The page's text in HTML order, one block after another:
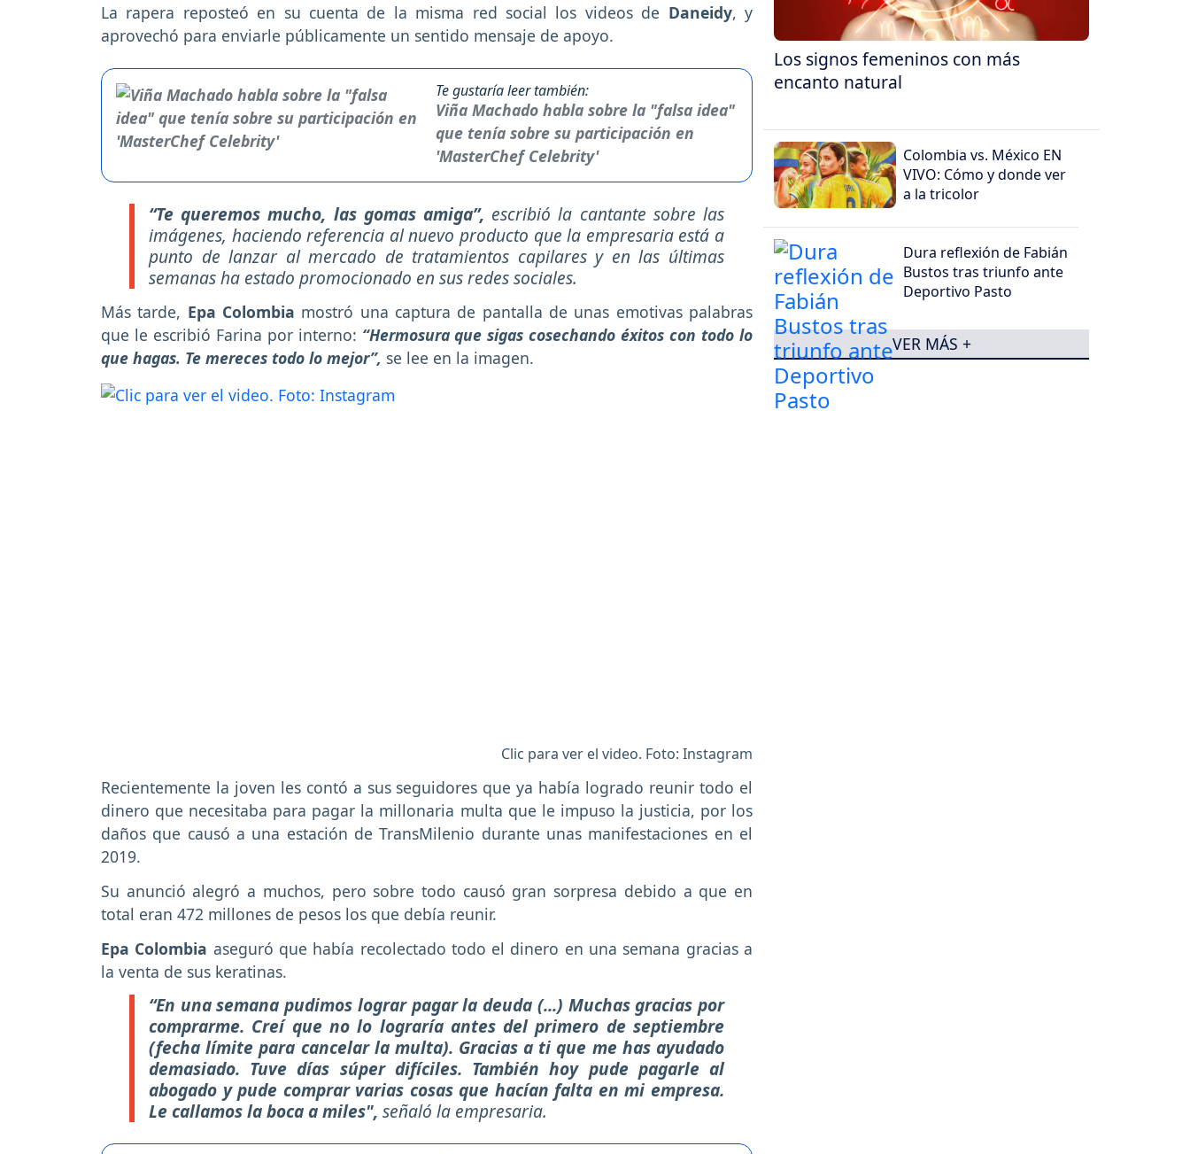
La rapera reposteó en su cuenta de la misma red social los videos de Daneidy, y
aprovechó para enviarle públicamente un sentido mensaje de apoyo.
Te gustaría leer también:
Viña Machado habla sobre la "falsa idea"
que tenía sobre su participación en
'MasterChef Celebrity'
“Te queremos mucho, las gomas amiga”, escribió la cantante sobre las
imágenes, haciendo referencia al nuevo producto que la empresaria está a
punto de lanzar al mercado de tratamientos capilares y en las últimas
semanas ha estado promocionado en sus redes sociales.
Más tarde, Epa Colombia mostró una captura de pantalla de unas emotivas palabras
que le escribió Farina por interno: “Hermosura que sigas cosechando éxitos con todo lo
que hagas. Te mereces todo lo mejor”, se lee en la imagen.
Clic para ver el video. Foto: Instagram
Recientemente la joven les contó a sus seguidores que ya había logrado reunir todo el
dinero que necesitaba para pagar la millonaria multa que le impuso la justicia, por los
daños que causó a una estación de TransMilenio durante unas manifestaciones en el
2019.
Su anunció alegró a muchos, pero sobre todo causó gran sorpresa debido a que en
total eran 472 millones de pesos los que debía reunir.
Epa Colombia aseguró que había recolectado todo el dinero en una semana gracias a
la venta de sus keratinas.
“En una semana pudimos lograr pagar la deuda (...) Muchas gracias por
comprarme. Creí que no lo lograría antes del primero de septiembre
(fecha límite para cancelar la multa). Gracias a ti que me has ayudado
demasiado. Tuve días súper difíciles. También hoy pude pagarle al
abogado y pude comprar varias cosas que hacían falta en mi empresa.
Le callamos la boca a miles", señaló la empresaria.
Los signos femeninos con más
encanto natural
Colombia vs. México EN
VIVO: Cómo y donde ver
a la tricolor
Dura reflexión de Fabián
Bustos tras triunfo ante
Deportivo Pasto
VER MÁS +